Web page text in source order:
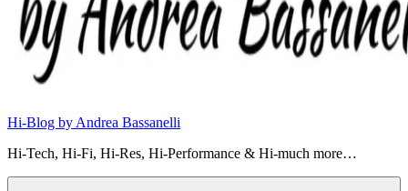
Hi-Blog by Andrea Bassanelli
Hi-Tech, Hi-Fi, Hi-Res, Hi-Performance & Hi-much more…